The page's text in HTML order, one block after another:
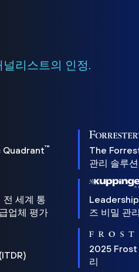
널리스트의 인정.
Quadrant™
The
관리 솔루
세계 통
업체 평가
즈 비밀 관
2025 Frost
리